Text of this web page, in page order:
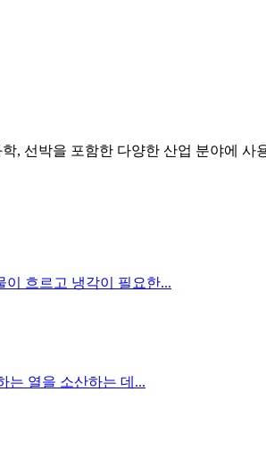
, 선박을 포함한 다양한 산업 분야에 사
흐르고 냉각이 필요한...
는 열을 소산하는 데...